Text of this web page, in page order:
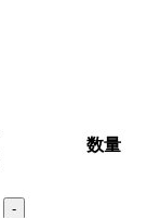
数量
-